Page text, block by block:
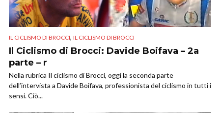
IL CICLISMO DI BROCCI, IL CICLISMO DI BROCCI
Il Ciclismo di Brocci: Davide Boifava – 2a
parte – r
Nella rubrica Il ciclismo di Brocci, oggi la seconda parte
dell’intervista a Davide Boifava, professionista del ciclismo in tutti i
sensi. Ciò...